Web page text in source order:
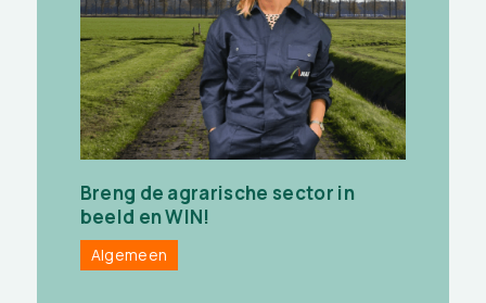
Breng de agrarische sector in
beeld en WIN!
Algemeen